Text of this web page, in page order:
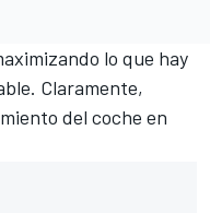
lo que hay
Claramente,
del coche en